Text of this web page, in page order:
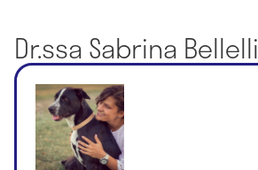
Dr.ssa Sabrina Bellelli